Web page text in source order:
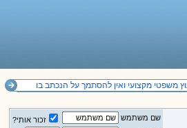
משפטי מקצועי ואין להסתמך על הנכתב בו
שם משתמש
זכור אותי?